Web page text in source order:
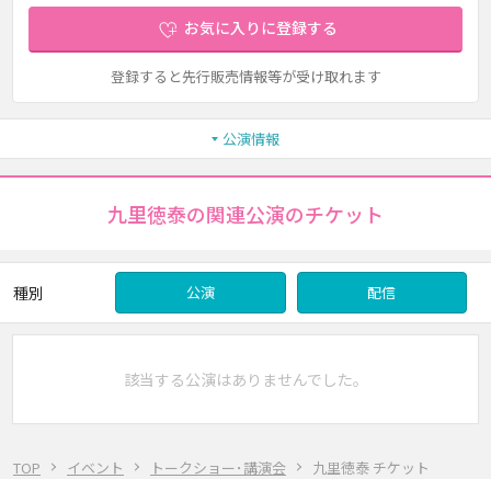
TOP イベント トークショー･講演会 九里徳泰 チケット
お気に入りに登録する
登録すると先行販売情報等が受け取れます
公演情報
九里徳泰の関連公演のチケット
種別 公演 配信
該当する公演はありませんでした。